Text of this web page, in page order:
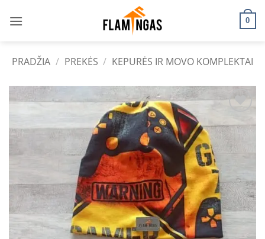
0
PRADŽIA / PREKĖS / KEPURĖS IR MOVO KOMPLEKTAI
Add to
wishlist